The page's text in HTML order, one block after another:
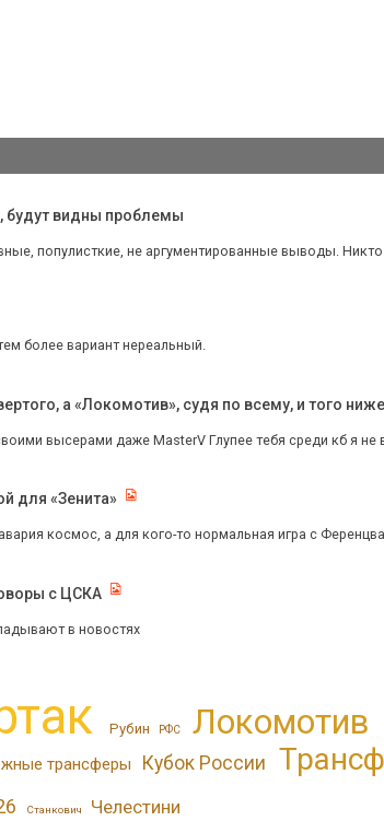
будут видны проблемы
популисткие, не аргументированные выводы.
более вариант нереальный.
а «Локомотив», судя по всему, и того
высерами даже MasterV Глупее тебя среди кб я не
для «Зенита»
космос, а для кого-то нормальная игра с
с ЦСКА
в новостях
Рубин РФС Локомотив
трансферы Кубок России
Станкович Челестини